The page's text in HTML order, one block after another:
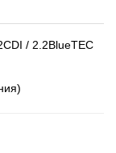
/ 2.2BlueTEC